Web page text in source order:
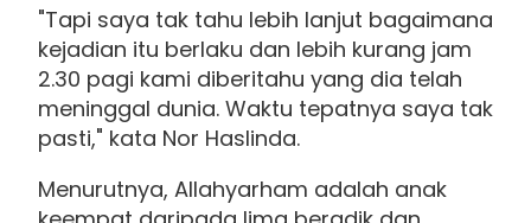
"Tapi saya tak tahu lebih lanjut bagaimana
kejadian itu berlaku dan lebih kurang jam
2.30 pagi kami diberitahu yang dia telah
meninggal dunia. Waktu tepatnya saya tak
pasti," kata Nor Haslinda.
Menurutnya, Allahyarham adalah anak